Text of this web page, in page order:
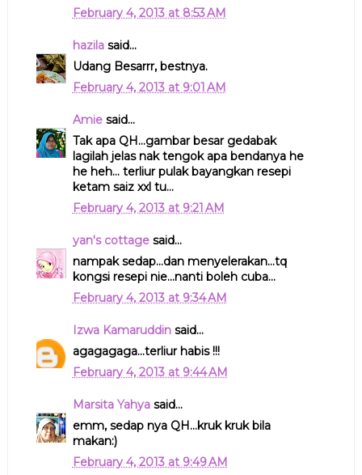
February 4, 2013 at 8:53 AM
hazilasaid...
Udang Besarrr, bestnya.
February 4, 2013 at 9:01 AM
Amiesaid...
Tak apa QH...gambar besar gedabak
lagilah jelas nak tengok apa bendanya he
he heh... terliur pulak bayangkan resepi
ketam saiz xxl tu...
February 4, 2013 at 9:21 AM
yan's cottagesaid...
nampak sedap...dan menyelerakan...tq
kongsi resepi nie...nanti boleh cuba...
February 4, 2013 at 9:34 AM
Izwa Kamaruddinsaid...
agagagaga...terliur habis !!!
February 4, 2013 at 9:44 AM
Marsita Yahyasaid...
emm, sedap nya QH...kruk kruk bila
makan:)
February 4, 2013 at 9:49 AM